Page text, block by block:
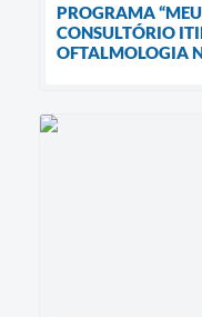
PROGRAMA
CONSULTÓRIO
OFTALMOLOGIA